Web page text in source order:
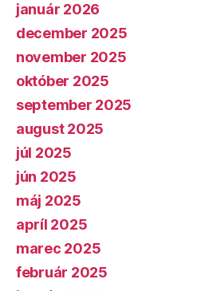
január 2026
december 2025
november 2025
október 2025
september 2025
august 2025
júl 2025
jún 2025
máj 2025
apríl 2025
marec 2025
február 2025